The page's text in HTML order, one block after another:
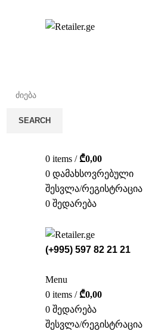
SEARCH
0 items / ₾0,00
0 დამახსოვრებული
შესვლა/რეგისტრაცია
0 შედარება
(+995) 597 82 21 21
Menu
0 items / ₾0,00
0 შედარება
შესვლა/რეგისტრაცია